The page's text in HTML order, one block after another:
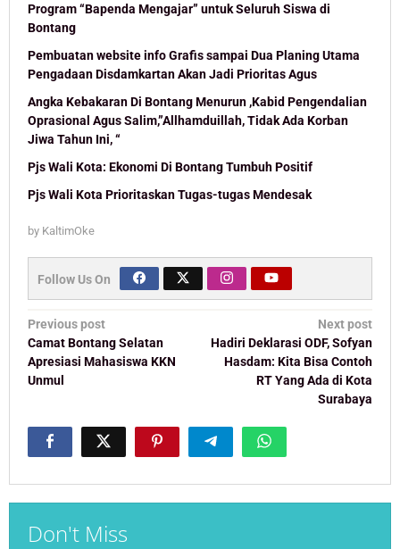
Program “Bapenda Mengajar” untuk Seluruh Siswa di
Bontang
Pembuatan website info Grafis sampai Dua Planing Utama
Pengadaan Disdamkartan Akan Jadi Prioritas Agus
Angka Kebakaran Di Bontang Menurun ,Kabid Pengendalian
Oprasional Agus Salim,”Allhamduillah, Tidak Ada Korban
Jiwa Tahun Ini, “
Pjs Wali Kota: Ekonomi Di Bontang Tumbuh Positif
Pjs Wali Kota Prioritaskan Tugas-tugas Mendesak
by KaltimOke
Follow Us On
Post
navigation
Previous post
Camat Bontang Selatan
Apresiasi Mahasiswa KKN
Unmul
Next post
Hadiri Deklarasi ODF, Sofyan
Hasdam: Kita Bisa Contoh
RT Yang Ada di Kota
Surabaya
Don't Miss